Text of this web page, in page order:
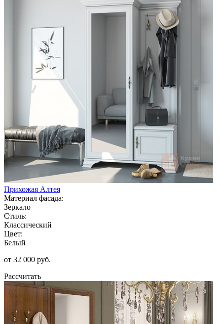
Прихожая Алтея
Материал фасада:
Зеркало
Стиль:
Классический
Цвет:
Белый
от 32 000 руб.
Рассчитать